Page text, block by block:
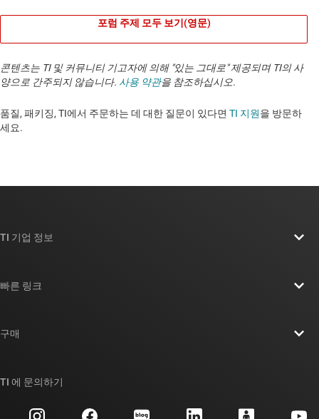
포럼 주제 모두 보기(영문)
콘텐츠는 TI 및 커뮤니티 기고자에 의해 "있는 그대로" 제공되며 TI의 사
양으로 간주되지 않습니다. 사용 약관을 참조하십시오.
품질, 패키징, TI에서 주문하는 데 대한 질문이 있다면 TI 지원을 방문하
세요. ​​​​​​​​​​​​​​
TI 기업 정보
빠른 링크
대체품 검색
고객 지원 센터
구매
TI 에 문의하기